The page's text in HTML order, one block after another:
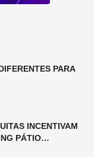
PARA
INCENTIVAM
PÁTIO